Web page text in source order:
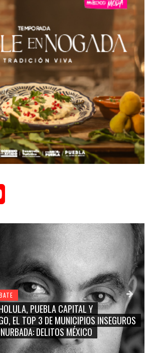
NAY SALVATORI, SERGIO MAYER,
“LA CORCHOLATA”, CUAUHTÉMOC
LA TRIVIALIZACIÓN Y
DE LA REPRESENTACIÓN CIUDADANA